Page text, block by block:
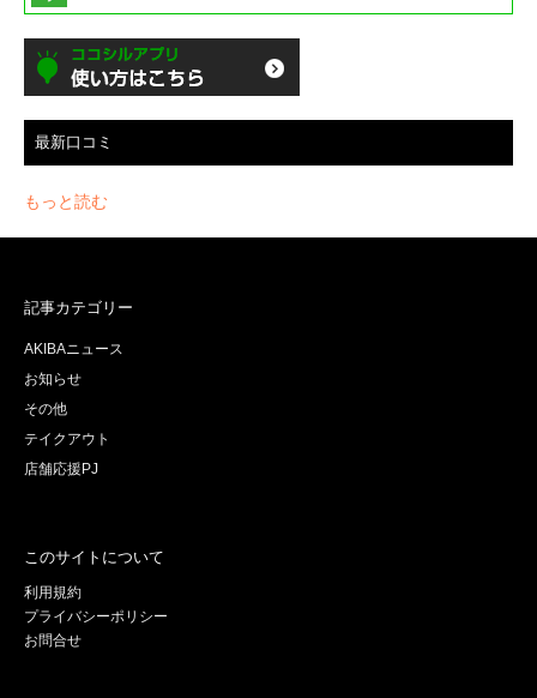
最新口コミ
もっと読む
記事カテゴリー
AKIBAニュース
お知らせ
その他
テイクアウト
店舗応援PJ
このサイトについて
利用規約
プライバシーポリシー
お問合せ